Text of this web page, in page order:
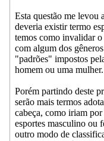
Esta questão me levou
deveria existir termo
temos como invalidar
com algum dos
"padrões" impostos
homem ou uma mulher.
Porém partindo deste
serão mais termos
cabeça, como iriam
esportes masculino ou
outro modo de